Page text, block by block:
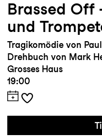
Brassed Off
und
Tragikomödie von
Drehbuch von Mark
Grosses Haus
19:00